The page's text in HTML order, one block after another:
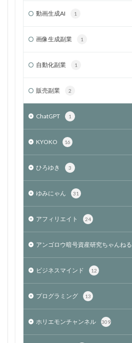
動画生成AI 1
画像生成副業 1
自動化副業 1
販売副業 2
ChatGPT 1
KYOKO 16
ひろゆき 3
ゆみにゃん 31
アフィリエイト 24
アンゴロウ暗号資産研究ちゃんねる
ビジネスマインド 12
プログラミング 13
ホリエモンチャンネル 309